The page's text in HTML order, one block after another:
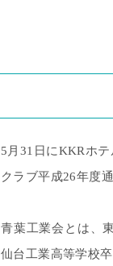
5 月 31 日にKKRホ
クラブ平成26年度
青葉工業会とは、
仙台工業高等学校